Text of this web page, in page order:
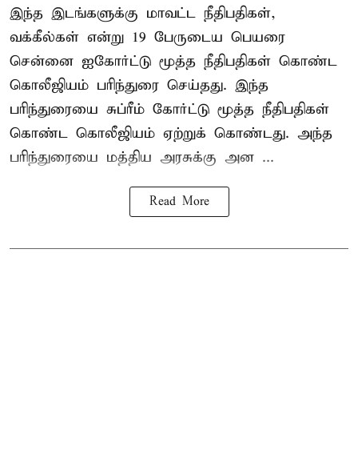
இந்த இடங்களுக்கு மாவட்ட நீதிபதிகள்,
வக்கீல்கள் என்று 19 பேருடைய பெயரை
சென்னை ஐகோர்ட்டு மூத்த நீதிபதிகள் கொண்ட
கொலீஜியம் பரிந்துரை செய்தது. இந்த
பரிந்துரையை சுப்ரீம் கோர்ட்டு மூத்த நீதிபதிகள்
கொண்ட கொலீஜியம் ஏற்றுக் கொண்டது. அந்த
பரிந்துரையை மத்திய அரசுக்கு அன ...
Read More